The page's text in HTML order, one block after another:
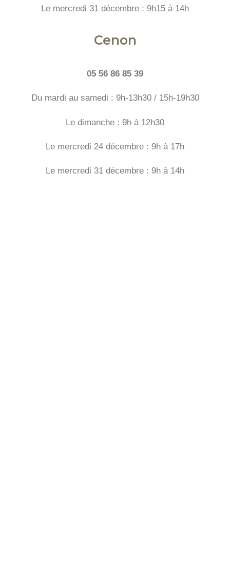
Le mercredi 31 décembre : 9h15 à 14h
Cenon
05 56 86 85 39
Du mardi au samedi : 9h-13h30 / 15h-19h30
Le dimanche : 9h à 12h30
Le mercredi 24 décembre : 9h à 17h
Le mercredi 31 décembre : 9h à 14h